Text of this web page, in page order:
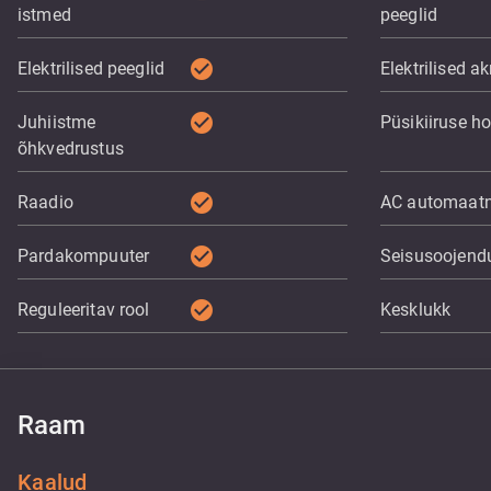
istmed
peeglid
Elektrilised peeglid check_circle Elektrilised
Juhiistme
õhkvedrustus
check_circle Püsikiiruse
Raadio check_circle AC
Pardakompuuter check_circle
Reguleeritav rool check_circle Kesklukk
Raam
Kaalud